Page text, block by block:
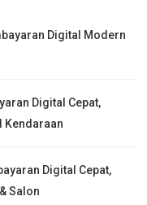
Digital Modern
Digital Cepat,
Kendaraan
Digital Cepat,
Salon